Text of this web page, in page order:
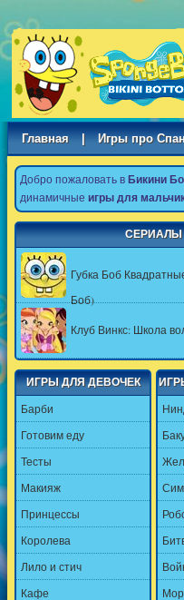
Главная | Игры про
Добро пожаловать в Бикини
динамичные игры для
СЕРИАЛЫ
Губка Боб
Боб)
Клуб Винкс: Школа
ИГРЫ ДЛЯ ДЕВОЧЕК
Барби
Готовим еду
Тесты
Макияж
Принцессы
Королева
Лило и стич
Кафе